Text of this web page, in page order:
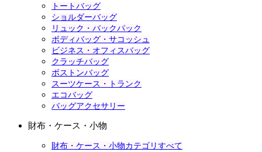
トートバッグ
ショルダーバッグ
リュック・バックパック
ボディバッグ・サコッシュ
ビジネス・オフィスバッグ
クラッチバッグ
ボストンバッグ
スーツケース・トランク
エコバッグ
バッグアクセサリー
財布・ケース・小物
財布・ケース・小物カテゴリすべて